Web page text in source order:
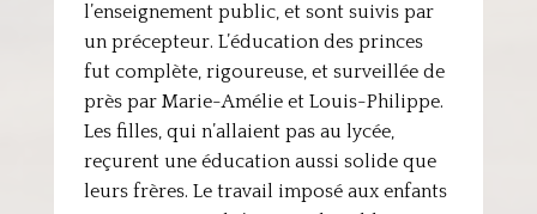
l’enseignement public, et sont suivis par
un précepteur. L’éducation des princes
fut complète, rigoureuse, et surveillée de
près par Marie-Amélie et Louis-Philippe.
Les filles, qui n’allaient pas au lycée,
reçurent une éducation aussi solide que
leurs frères. Le travail imposé aux enfants